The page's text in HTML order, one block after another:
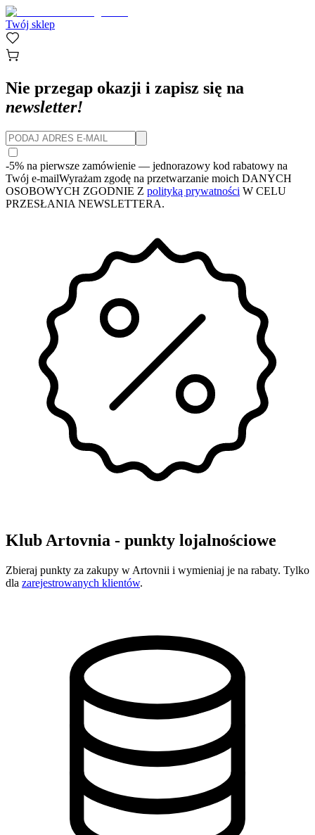
Twój sklep
Nie przegap okazji i zapisz się na
newsletter!
-5% na pierwsze zamówienie — jednorazowy kod rabatowy na
Twój e-mailWyrażam zgodę na przetwarzanie moich DANYCH
OSOBOWYCH ZGODNIE Z polityką prywatności W CELU
PRZESŁANIA NEWSLETTERA.
Klub Artovnia - punkty lojalnościowe
Zbieraj punkty za zakupy w Artovnii i wymieniaj je na rabaty. Tylko
dla zarejestrowanych klientów.